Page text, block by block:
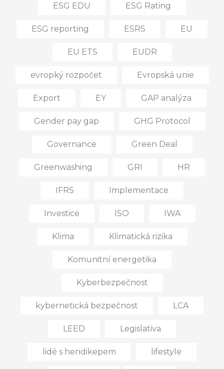
ESG EDU ESG Rating
ESG reporting ESRS EU
EU ETS EUDR
evropký rozpočet Evropská unie
Export EY GAP analýza
Gender pay gap GHG Protocol
Governance Green Deal
Greenwashing GRI HR
IFRS Implementace
Investice ISO IWA
Klima Klimatická rizika
Komunitní energetika
Kyberbezpečnost
kybernetická bezpečnost LCA
LEED Legislativa
lidé s hendikepem lifestyle